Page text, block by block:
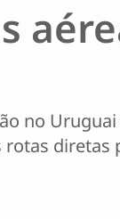
no
diretas